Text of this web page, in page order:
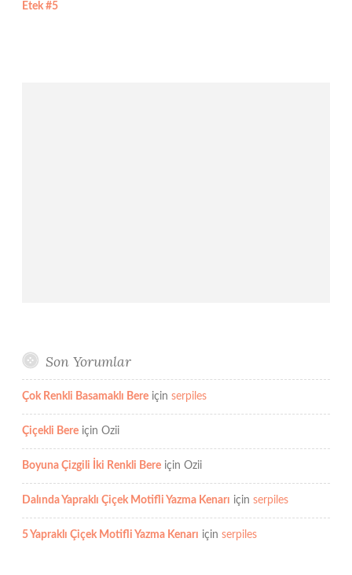
Etek #5
Son Yorumlar
Çok Renkli Basamaklı Bere için serpiles
Çiçekli Bere için Ozii
Boyuna Çizgili İki Renkli Bere için Ozii
Dalında Yapraklı Çiçek Motifli Yazma Kenarı için serpiles
5 Yapraklı Çiçek Motifli Yazma Kenarı için serpiles